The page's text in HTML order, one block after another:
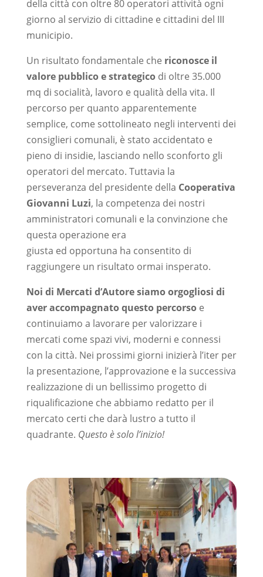
della città con oltre 80 operatori attività ogni
giorno al servizio di cittadine e cittadini del III
municipio.
Un risultato fondamentale che riconosce il
valore pubblico e strategicodi oltre 35.000
mq di socialità, lavoro e qualità della vita. Il
percorso per quanto apparentemente
semplice, come sottolineato negli interventi dei
consiglieri comunali, è stato accidentato e
pieno di insidie, lasciando nello sconforto gli
operatori del mercato. Tuttavia la
perseveranza del presidente della Cooperativa
Giovanni Luzi, la competenza dei nostri
amministratori comunali e la convinzione che
questa operazione era
giusta ed opportuna ha consentito di
raggiungere un risultato ormai insperato.
Noi di Mercati d’Autore siamo orgogliosi di
aver accompagnato questo percorsoe
continuiamo a lavorare per valorizzare i
mercati come spazi vivi, moderni e connessi
con la città. Nei prossimi giorni inizierà l’iter per
la presentazione, l’approvazione e la successiva
realizzazione di un bellissimo progetto di
riqualificazione che abbiamo redatto per il
mercato certi che darà lustro a tutto il
quadrante. Questo è solo l’inizio!